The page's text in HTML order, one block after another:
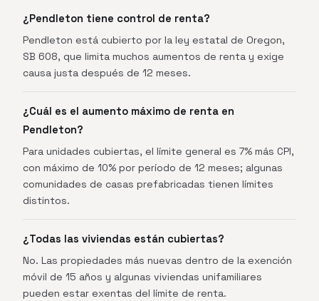
¿Pendleton tiene control de renta?
Pendleton está cubierto por la ley estatal de Oregon,
SB 608, que limita muchos aumentos de renta y exige
causa justa después de 12 meses.
¿Cuál es el aumento máximo de renta en
Pendleton?
Para unidades cubiertas, el límite general es 7% más CPI,
con máximo de 10% por período de 12 meses; algunas
comunidades de casas prefabricadas tienen límites
distintos.
¿Todas las viviendas están cubiertas?
No. Las propiedades más nuevas dentro de la exención
móvil de 15 años y algunas viviendas unifamiliares
pueden estar exentas del límite de renta.